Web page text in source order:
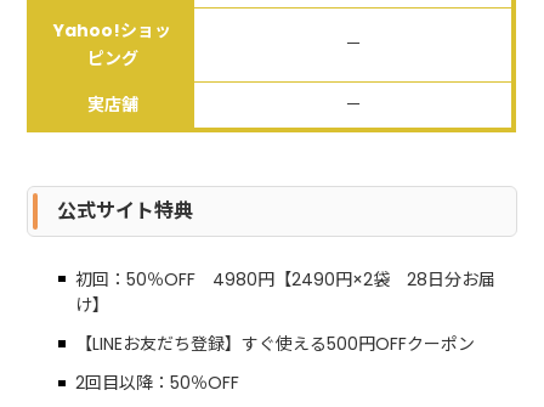
Yahoo!ショッ
ピング
－
実店舗 －
公式サイト特典
初回：50％OFF 4980円【2490円×2袋 28日分お届
け】
【LINEお友だち登録】すぐ使える500円OFFクーポン
2回目以降：50％OFF